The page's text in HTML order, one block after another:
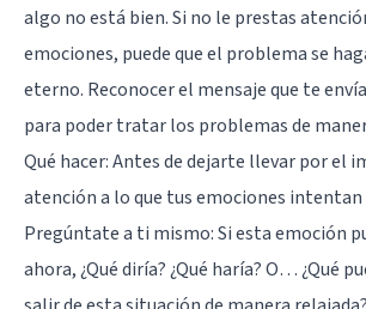
algo no está bien. Si no le prestas
emociones, puede que el problema se
eterno. Reconocer el mensaje que te
para poder tratar los problemas de
Qué hacer: Antes de dejarte llevar por el
atención a lo que tus emociones intentan
Pregúntate a ti mismo: Si esta emoción
ahora, ¿Qué diría? ¿Qué haría? O… ¿Qué